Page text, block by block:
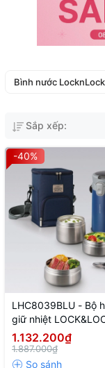
Bình nước LocknLock
Sắp xếp:
-40%
LHC8039BLU - Bộ
giữ nhiệt
CARRY 2.0L,
420ml*2, bộ muỗng
nĩa*1, túi đựng*1 -
1.132.200₫
1.887.000₫